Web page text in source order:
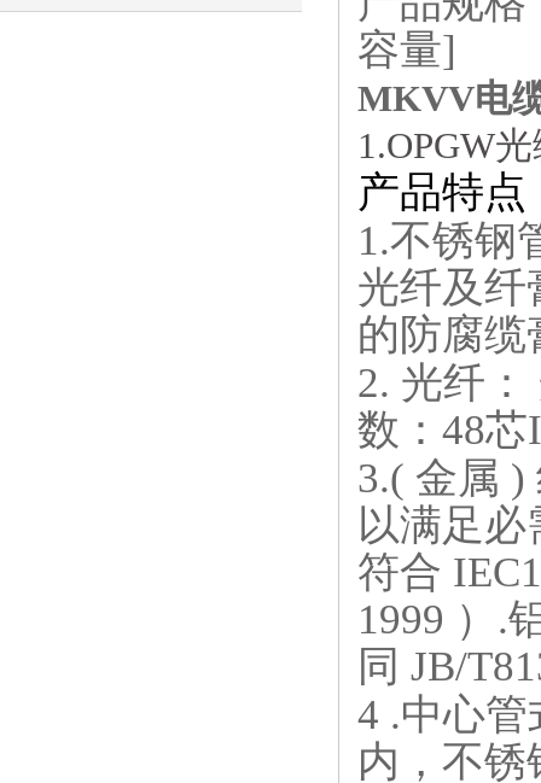
容量]
MKVV电
1.OPGW
产品特点
1.不锈钢
光纤及纤
的防腐缆
2. 光纤
数：48
3.( 金属
以满足
符合
1999 ）.
同 JB/
4 .中心
内，不